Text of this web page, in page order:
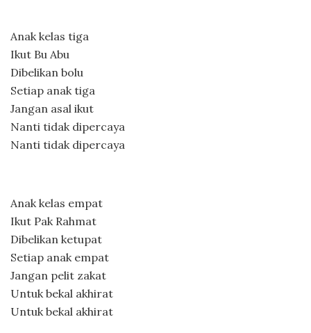
Anak kelas tiga
Ikut Bu Abu
Dibelikan bolu
Setiap anak tiga
Jangan asal ikut
Nanti tidak dipercaya
Nanti tidak dipercaya
Anak kelas empat
Ikut Pak Rahmat
Dibelikan ketupat
Setiap anak empat
Jangan pelit zakat
Untuk bekal akhirat
Untuk bekal akhirat